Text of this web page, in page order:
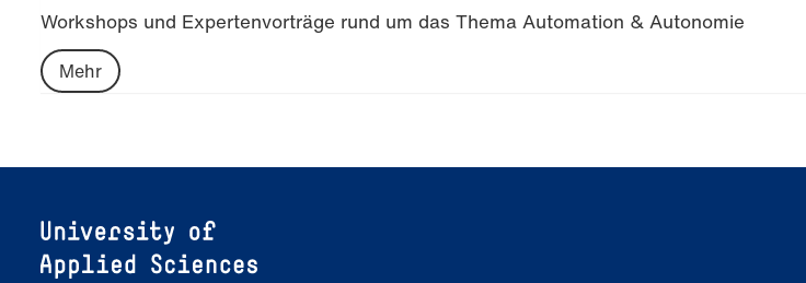
Workshops und Expertenvorträge rund um das Thema Automation & Autonomie
Mehr